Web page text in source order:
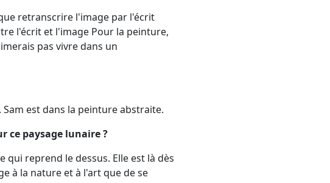
retranscrire l'image par l'écrit
l'écrit et l'image Pour la peinture,
pas vivre dans un
est dans la peinture abstraite.
ce paysage lunaire ?
qui reprend le dessus. Elle est là dès
à la nature et à l'art que de se